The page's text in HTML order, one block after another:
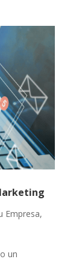
Empresa,
un